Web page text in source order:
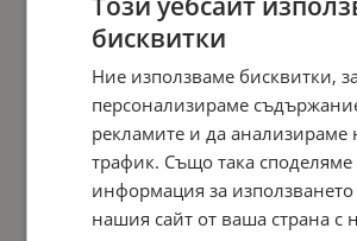
бисквитки
Ние използваме бисквитки,
персонализираме
рекламите и да анализираме
трафик. Също така споделяме
информация за
нашия сайт от ваша страна с